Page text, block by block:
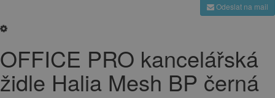
Odeslat na mail
OFFICE PRO kancelářská
židle Halia Mesh BP černá